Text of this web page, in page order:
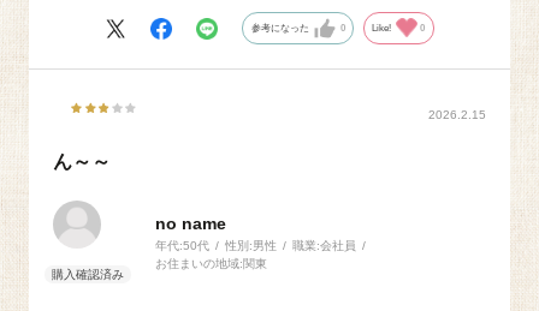
参考になった 0 Like! 0
2026.2.15
ん～～
no name
年代:50代 性別:男性 職業:会社員
お住まいの地域:関東